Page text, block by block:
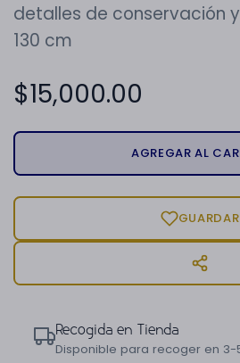
detalles de conservación
130 cm
$15,000.00
AGREGAR AL
GUARDAR
Recogida en Tienda
Disponible para recoger en 3-